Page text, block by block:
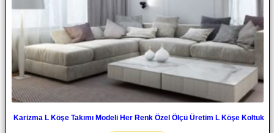
Karizma L Köşe Takımı Modeli Her Renk Özel Ölçü Üretim L Köşe Koltuk